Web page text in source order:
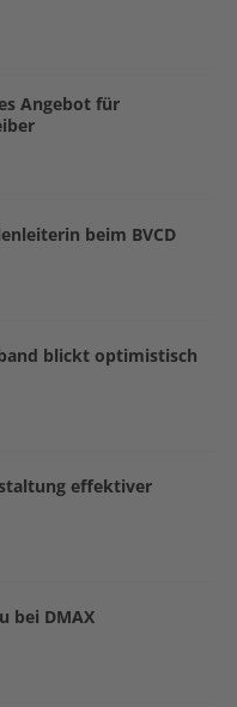
Angebot für
beim BVCD
blickt optimistisch
effektiver
bei DMAX